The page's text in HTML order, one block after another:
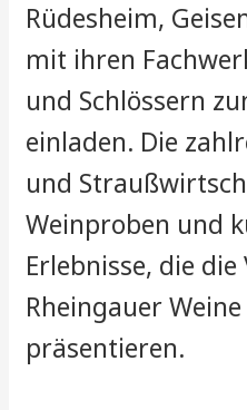
Rüdesheim,
mit ihren
und Schlössern
einladen. Die
und
Weinproben und
Erlebnisse, die
Rheingauer
präsentieren.